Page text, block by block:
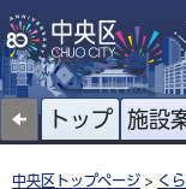
トップ 施設
中央区トップページ > く